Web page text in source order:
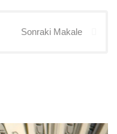
Sonraki Makale